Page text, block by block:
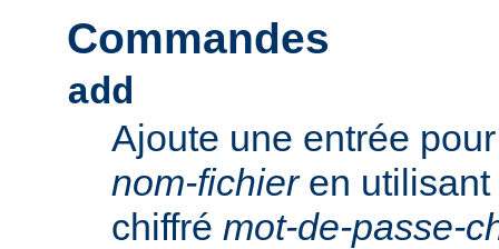
Commandes
add
Ajoute une entrée
nom-fichieren utilisant
chiffré mot-de-passe-